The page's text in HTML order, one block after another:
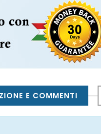
E COMMENTI